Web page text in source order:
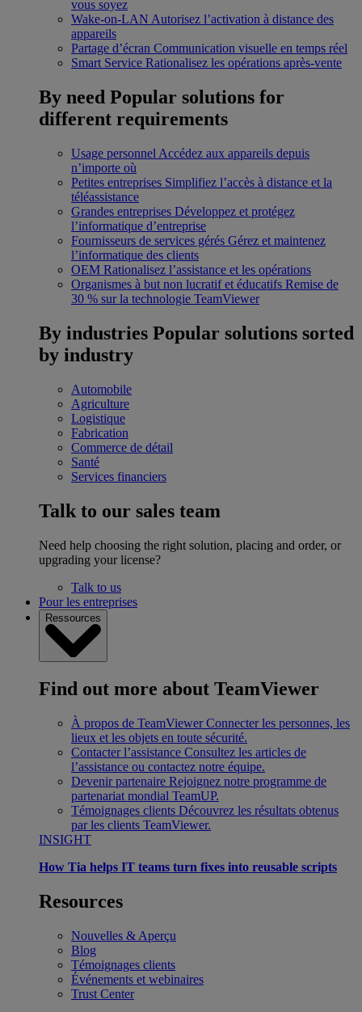
vous soyez
Wake-on-LAN Autorisez l’activation à distance des
appareils
Partage d’écran Communication visuelle en temps réel
Smart Service Rationalisez les opérations après-vente
By need Popular solutions for
different requirements
Usage personnel Accédez aux appareils depuis
n’importe où
Petites entreprises Simplifiez l’accès à distance et la
téléassistance
Grandes entreprises Développez et protégez
l’informatique d’entreprise
Fournisseurs de services gérés Gérez et maintenez
l’informatique des clients
OEM Rationalisez l’assistance et les opérations
Organismes à but non lucratif et éducatifs Remise de
30 % sur la technologie TeamViewer
By industries Popular solutions sorted
by industry
Automobile
Agriculture
Logistique
Fabrication
Commerce de détail
Santé
Services financiers
Talk to our sales team
Need help choosing the right solution, placing and order, or
upgrading your license?
Talk to us
Pour les entreprises
Ressources
Find out more about TeamViewer
À propos de TeamViewer Connecter les personnes, les
lieux et les objets en toute sécurité.
Contacter l’assistance Consultez les articles de
l’assistance ou contactez notre équipe.
Devenir partenaire Rejoignez notre programme de
partenariat mondial TeamUP.
Témoignages clients Découvrez les résultats obtenus
par les clients TeamViewer.
INSIGHT
How Tia helps IT teams turn fixes into reusable scripts
Resources
Nouvelles & Aperçu
Blog
Témoignages clients
Événements et webinaires
Trust Center